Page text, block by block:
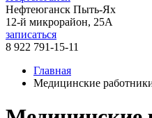
Нефтеюганск Пыть-Ях
12-й микрорайон, 25А
записаться
8 922 791-15-11
Главная
Медицинские